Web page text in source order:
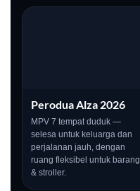
Perodua Alza 2026
MPV 7 tempat duduk —
selesa untuk keluarga dan
perjalanan jauh, dengan
ruang fleksibel untuk barang
& stroller.